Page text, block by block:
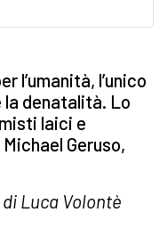
l’umanità, l’unico
denatalità. Lo
laici e
Geruso,
di Luca Volontè